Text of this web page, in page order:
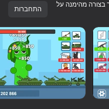
בלבד נוף
מהימנה על
התחברות